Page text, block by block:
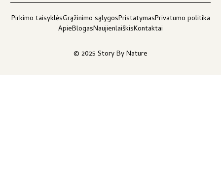
© 2025 Story By Nature
Pirkimo taisyklėsGrąžinimo sąlygosPristatymasPrivatumo politika
ApieBlogasNaujienlaiškisKontaktai